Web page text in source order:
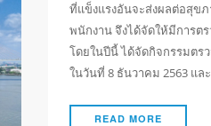
ที่แข็งแรงอันจะส่งผลต่อสุข
พนักงาน จึงได้จัดให้มีการต
โดยในปีนี้ ได้จัดกิจกรรมตร
ในวันที่ 8 ธันวาคม 2563 แล
READ MORE